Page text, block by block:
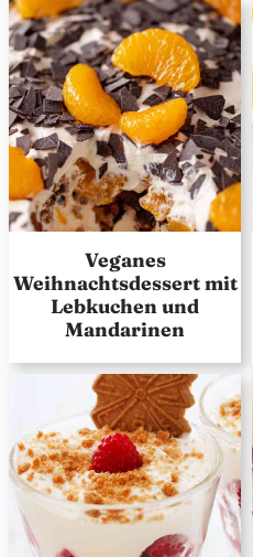
Veganes
Weihnachtsdessert mit
Lebkuchen und
Mandarinen